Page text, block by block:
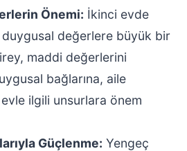
Önemi: İkinci evde
değerlere büyük bir
maddi değerlerini
bağlarına, aile
ilgili unsurlara önem
Güçlenme: Yengeç